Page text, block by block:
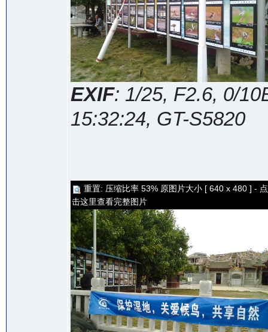
EXIF: 1/25, F2.6, 0/
15:32:24, GT-S5820
重置: 压缩比率 53% 原图片大小 [ 640 x 480 ] - 点
击这里查看完整图片